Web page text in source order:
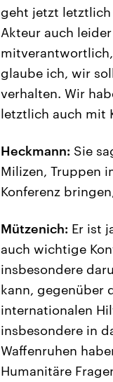
geht jetzt letztlich
Akteur auch
glaube ich, wir
verhalten. Wir
letztlich auch mit
Heckmann: Sie
Milizen, Truppen
Konferenz
Mützenich: Er ist
auch wichtige
insbesondere
kann, gegenüber
internationalen
insbesondere in
Waffenruhen
Humanitäre